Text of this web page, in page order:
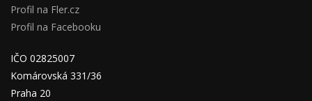
Profil na Fler.cz
Profil na Facebooku
IČO 02825007
Komárovská 331/36
Praha 20